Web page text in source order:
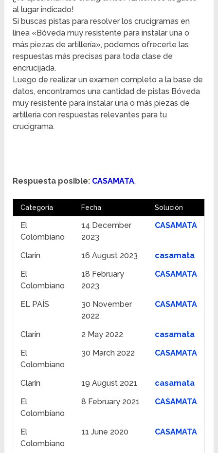
al lugar indicado!
Si buscas pistas para resolver los crucigramas en
línea «Bóveda muy resistente para instalar una o
más piezas de artillería», podemos ofrecerte las
respuestas más precisas para toda clase de
encrucijada.
Luego de realizar un examen completo a la base de
datos, encontramos una cantidad de pistas Bóveda
muy resistente para instalar una o más piezas de
artillería con respuestas relevantes para tu
crucigrama.
Respuesta posible: CASAMATA,
Categoría Fecha Solución
El
Colombiano
14 December
2023
CASAMATA
Clarín 16 August 2023
casamata
El
Colombiano
18 February
2023
CASAMATA
EL PAÍS
30 November
2022
CASAMATA
Clarín 2 May 2022
casamata
El
Colombiano
30 March 2022 CASAMATA
Clarín 19 August 2021
casamata
El
Colombiano
8 February 2021 CASAMATA
El
Colombiano
11 June 2020 CASAMATA